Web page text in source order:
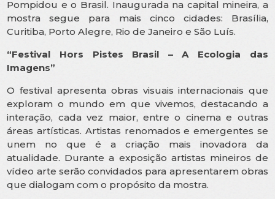
Pompidou e o Brasil. Inaugurada na capital mineira, a
mostra segue para mais cinco cidades: Brasília,
Curitiba, Porto Alegre, Rio de Janeiro e São Luís.
“Festival Hors Pistes Brasil – A Ecologia das
Imagens”
O festival apresenta obras visuais internacionais que
exploram o mundo em que vivemos, destacando a
interação, cada vez maior, entre o cinema e outras
áreas artísticas. Artistas renomados e emergentes se
unem no que é a criação mais inovadora da
atualidade. Durante a exposição artistas mineiros de
vídeo arte serão convidados para apresentarem obras
que dialogam com o propósito da mostra.